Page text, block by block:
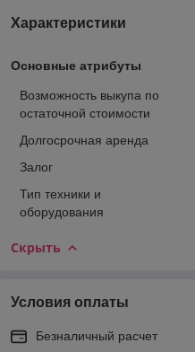
Характеристики
Основные атрибуты
Возможность выкупа по
остаточной стоимости
Долгосрочная аренда
Залог
Тип техники и
оборудования
Скрыть
Условия оплаты
Безналичный расчет